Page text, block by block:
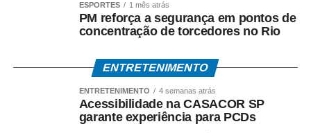
ESPORTES 1 mês atrás
PM reforça a segurança em pontos de
concentração de torcedores no Rio
ENTRETENIMENTO
ENTRETENIMENTO 4 semanas atrás
Acessibilidade na CASACOR SP
garante experiência para PCDs